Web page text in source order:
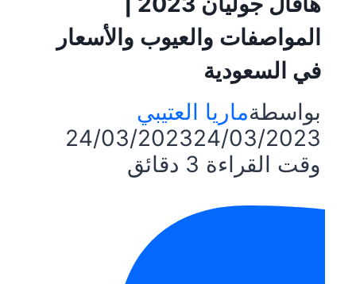
المواصفات والعيوب والأسعار
في السعودية
بواسطةماريا العتيبي
24/03/202324/03/2023
وقت القراءة
دقائق